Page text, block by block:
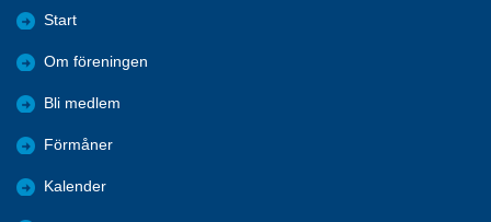
Start
Om föreningen
Bli medlem
Förmåner
Kalender